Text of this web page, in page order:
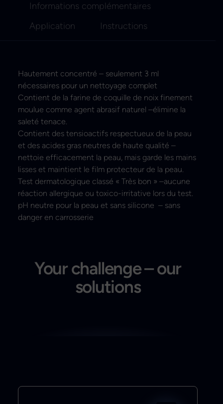
Informations complémentaires
Application
Instructions
Hautement concentré – seulement 3 ml
nécessaires pour un nettoyage complet
Contient de la farine de coquille de noix finement
moulue comme agent abrasif naturel –élimine la
saleté tenace.
Contient des tensioactifs respectueux de la peau
et des acides gras neutres de haute qualité –
nettoie efficacement la peau, mais garde les mains
lisses et maintient le film protecteur de la peau.
Test dermatologique classé « Très bon » –aucune
réaction allergique ou toxico-irritative lors du test.
pH neutre pour la peau et sans silicone – sans
danger en carrosserie
Your challenge – our
solutions